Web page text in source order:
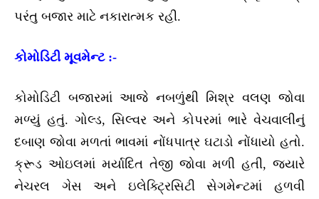
પરંતુ બજાર માટે નકારાત્મક રહી.
કોમોડિટી મૂવમેન્ટ :-
કોમોડિટી બજારમાં આજે નબળુંથી મિશ્ર વલણ જોવા
મળ્યું હતું. ગોલ્ડ, સિલ્વર અને કોપરમાં ભારે વેચવાલીનું
દબાણ જોવા મળતાં ભાવમાં નોંધપાત્ર ઘટાડો નોંધાયો હતો.
ક્રૂડ ઓઇલમાં મર્યાદિત તેજી જોવા મળી હતી, જ્યારે
નેચરલ ગેસ અને ઇલેક્ટ્રિસિટી સેગમેન્ટમાં હળવી